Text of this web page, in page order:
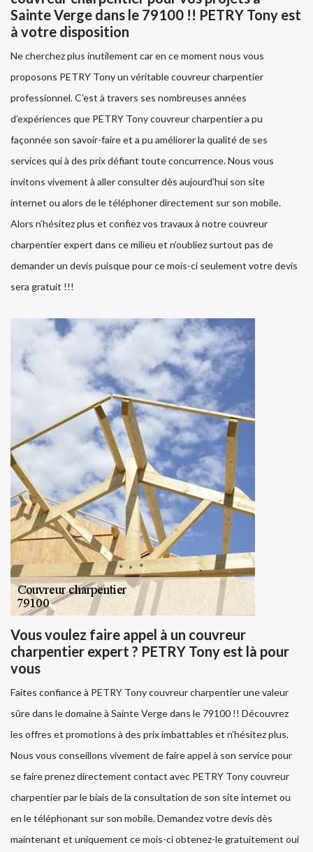
Sainte Verge dans le 79100 !! PETRY Tony est
à votre disposition
Ne cherchez plus inutilement car en ce moment nous vous
proposons PETRY Tony un véritable couvreur charpentier
professionnel. C’est à travers ses nombreuses années
d’expériences que PETRY Tony couvreur charpentier a pu
façonnée son savoir-faire et a pu améliorer la qualité de ses
services qui à des prix défiant toute concurrence. Nous vous
invitons vivement à aller consulter dès aujourd’hui son site
internet ou alors de le téléphoner directement sur son mobile.
Alors n’hésitez plus et confiez vos travaux à notre couvreur
charpentier expert dans ce milieu et n’oubliez surtout pas de
demander un devis puisque pour ce mois-ci seulement votre devis
sera gratuit !!!
Vous voulez faire appel à un couvreur
charpentier expert ? PETRY Tony est là pour
vous
Faites confiance à PETRY Tony couvreur charpentier une valeur
sûre dans le domaine à Sainte Verge dans le 79100 !! Découvrez
les offres et promotions à des prix imbattables et n’hésitez plus.
Nous vous conseillons vivement de faire appel à son service pour
se faire prenez directement contact avec PETRY Tony couvreur
charpentier par le biais de la consultation de son site internet ou
en le téléphonant sur son mobile. Demandez votre devis dès
maintenant et uniquement ce mois-ci obtenez-le gratuitement oui